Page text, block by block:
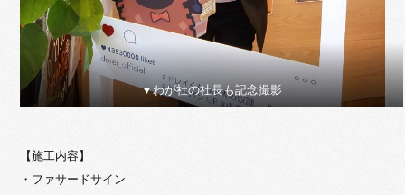
▼わが社の社長も記念撮影
【施工内容】
・ファサードサイン